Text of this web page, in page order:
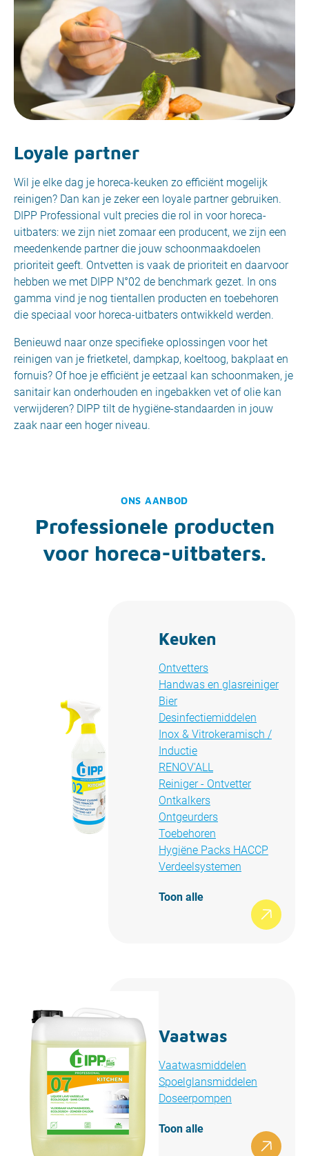
Loyale partner
Wil je elke dag je horeca-keuken zo efficiënt mogelijk
reinigen? Dan kan je zeker een loyale partner gebruiken.
DIPP Professional vult precies die rol in voor horeca-
uitbaters: we zijn niet zomaar een producent, we zijn een
meedenkende partner die jouw schoonmaakdoelen
prioriteit geeft. Ontvetten is vaak de prioriteit en daarvoor
hebben we met DIPP N°02 de benchmark gezet. In ons
gamma vind je nog tientallen producten en toebehoren
die speciaal voor horeca-uitbaters ontwikkeld werden.
Benieuwd naar onze specifieke oplossingen voor het
reinigen van je frietketel, dampkap, koeltoog, bakplaat en
fornuis? Of hoe je efficiënt je eetzaal kan schoonmaken, je
sanitair kan onderhouden en ingebakken vet of olie kan
verwijderen? DIPP tilt de hygiëne-standaarden in jouw
zaak naar een hoger niveau.
ONS AANBOD
Professionele producten
voor horeca-uitbaters.
Keuken
Ontvetters
Handwas en glasreiniger
Bier
Desinfectiemiddelen
Inox & Vitrokeramisch /
Inductie
RENOV'ALL
Reiniger - Ontvetter
Ontkalkers
Ontgeurders
Toebehoren
Hygiëne Packs HACCP
Verdeelsystemen
Toon alle
Vaatwas
Vaatwasmiddelen
Spoelglansmiddelen
Doseerpompen
Toon alle